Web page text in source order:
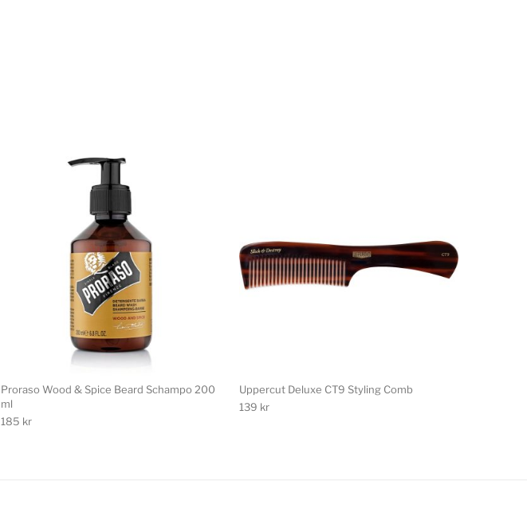
Proraso Wood & Spice Beard Schampo 200
ml
185 kr
Uppercut Deluxe CT9 Styling Comb
139 kr